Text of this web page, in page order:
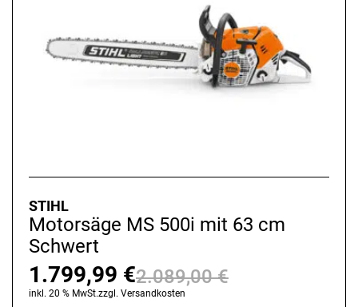
STIHL
Motorsäge MS 500i mit 63 cm
Schwert
2.089,00€
1.799,99 €
inkl. 20 % MwSt.zzgl. Versandkosten